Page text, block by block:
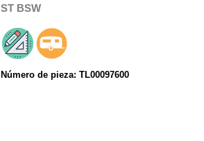
ST BSW
Número de pieza: TL00097600